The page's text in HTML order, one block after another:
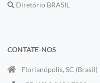
Diretório BRASIL
CONTATE-NOS
Florianópolis, SC (Brasil)